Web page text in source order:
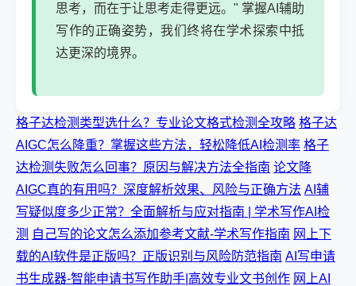
思考，而在于让思考走得更远。" 掌握AI辅助
写作的正确姿势，我们终将在学术探索中抵
达更深的境界。
格子达检测类型选什么？专业论文格式检测全攻略 格子达
AIGC怎么降重？掌握这些方法，轻松降低AI检测率 格子
达检测失败怎么回事？原因与解决方法全指南 论文降
AIGC真的有用吗？深度解析效果、风险与正确方法 AI辅
写疑似度多少正常？全面解析与应对指南 | 学术写作AI检
测 自己写的论文怎么添加参考文献-学术写作指南 网上下
载的AI软件是正版吗？正版识别与风险防范指南 AI写申请
书生成器-智能申请书写作助手|高效专业文书创作 网上AI